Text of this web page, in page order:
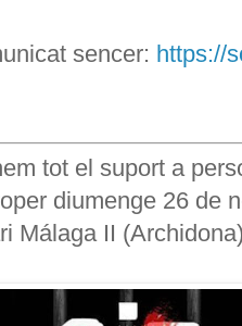
sencer: https://
tot el suport a
diumenge 26 de
Málaga II